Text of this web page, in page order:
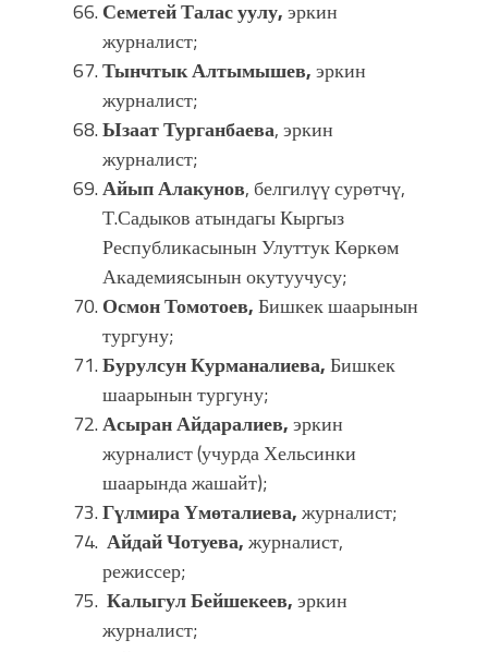
Семетей Талас уулу,эркин
журналист;
Тынчтык Алтымышев,эркин
журналист;
Ызаат Турганбаева, эркин
журналист;
Айып Алакунов, белгилүү сурөтчү,
Т.Садыков атындагы Кыргыз
Республикасынын Улуттук Көркөм
Академиясынын окутуучусу;
Осмон Томотоев,Бишкек шаарынын
тургуну;
Бурулсун Курманалиева,Бишкек
шаарынын тургуну;
Асыран Айдаралиев,эркин
журналист (учурда Хельсинки
шаарында жашайт);
Гүлмира Үмөталиева,журналист;
Айдай Чотуева,журналист,
режиссер;
Калыгул Бейшекеев,эркин
журналист;